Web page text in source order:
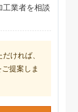
工業者を相談
ければ、
提案しま